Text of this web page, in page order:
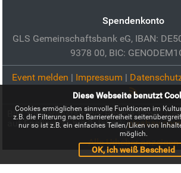
Spendenkonto
GLS Gemeinschaftsbank eG, IBAN:
9378 00, BIC:
Event melden | Impressum |
Bild zur Veranstaltung:Rhyme Time -
auf Englisch (1 bis 3 Jahre):
Alle Urheber anzeigen
Diese Webseite benutzt
Cookies ermöglichen sinnvolle Funktionen im
z.B. die Filterung nach Barrierefreiheit
nur so ist z.B. ein einfaches Teilen/Liken von
möglich.
OK, ich weiß Bescheid